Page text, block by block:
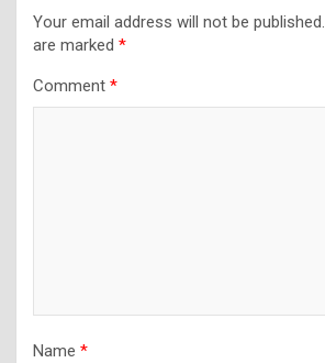
Your email address will not be published.
are marked *
Comment *
Name *